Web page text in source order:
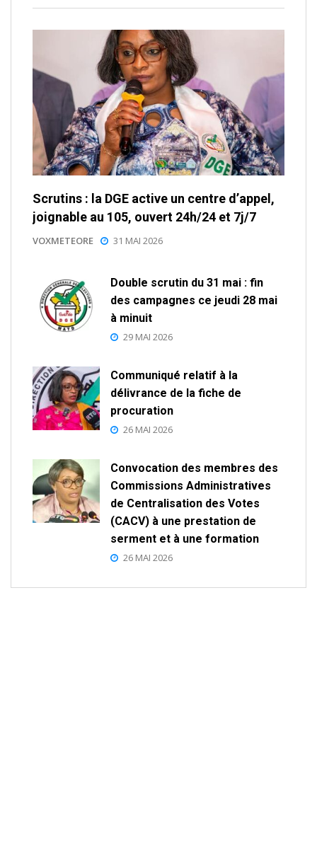
Scrutins : la DGE active un centre d’appel,
joignable au 105, ouvert 24h/24 et 7j/7
VOXMETEORE 31 MAI 2026
Double scrutin du 31 mai : fin
des campagnes ce jeudi 28 mai
à minuit
29 MAI 2026
Communiqué relatif à la
délivrance de la fiche de
procuration
26 MAI 2026
Convocation des membres des
Commissions Administratives
de Centralisation des Votes
(CACV) à une prestation de
serment et à une formation
26 MAI 2026